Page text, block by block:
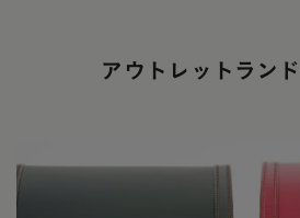
アウトレットラン